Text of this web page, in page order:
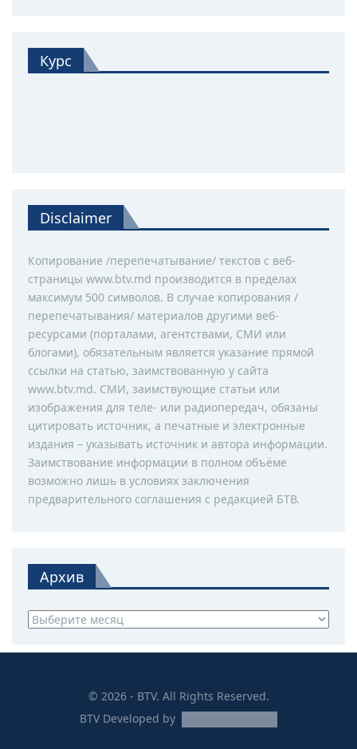
Курс
Disclaimer
Копирование /перепечатывание/ текстов с веб-
страницы www.btv.md производится в пределах
максимум 500 символов. В случае копирования /
перепечатывания/ материалов другими веб-
ресурсами (порталами, агентствами, СМИ или
блогами), обязательным является указание прямой
ссылки на статью, заимствованную у сайта
www.btv.md. СМИ, заимствующие статьи или
изображения для теле- или радиопередач, обязаны
цитировать источник, а печатные и электронные
издания – указывать источник и автора информации.
Заимствование информации в полном объёме
возможно лишь в условиях заключения
предварительного соглашения с редакцией БТВ.
Архив
Архив
© 2026 - BTV. All Rights Reserved.
BTVDeveloped by